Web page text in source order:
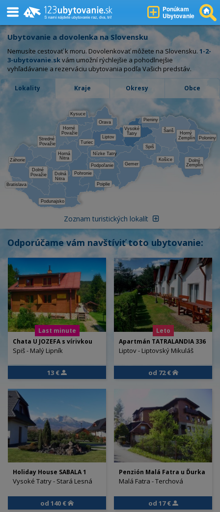
Ponúkam
Ubytovanie
Ubytovanie a dovolenka na Slovensku
Nemusíte cestovať k moru. Dovolenkovať môžete na Slovensku. 1-2-
3-ubytovanie.skvám umožní rýchlejšie a pohodlnejšie
vyhľadávanie a rezerváciu ubytovania podľa Vašich predstáv.
Lokality Kraje Okresy Obce
Záhorie
Bratislava
Dolné
Považie
Stredné
Považie
Podunajsko
Horná
Nitra
Dolná
Nitra
Horné
Považie
Kysuce
Pohronie
Turiec
Podpoľanie
Nízke Tatry
Orava
Poiplie
Liptov
Vysoké
Tatry
Gemer
Pieniny
Spiš
Košice
Šariš
Dolný
Zemplín
Horný
Zemplín Poloniny
Zoznam turistických lokalít
Odporúčame vám navštíviť toto ubytovanie:
Chata U JOZEFA s vírivkou
Spiš - Malý Lipník
Last minute
13 €
Apartmán TATRALANDIA 336
Liptov - Liptovský Mikuláš
Leto
od 72 €
Holiday House SABALA 1
Vysoké Tatry - Stará Lesná
od 140 €
Penzión Malá Fatra u Ďurka
Malá Fatra - Terchová
od 17 €